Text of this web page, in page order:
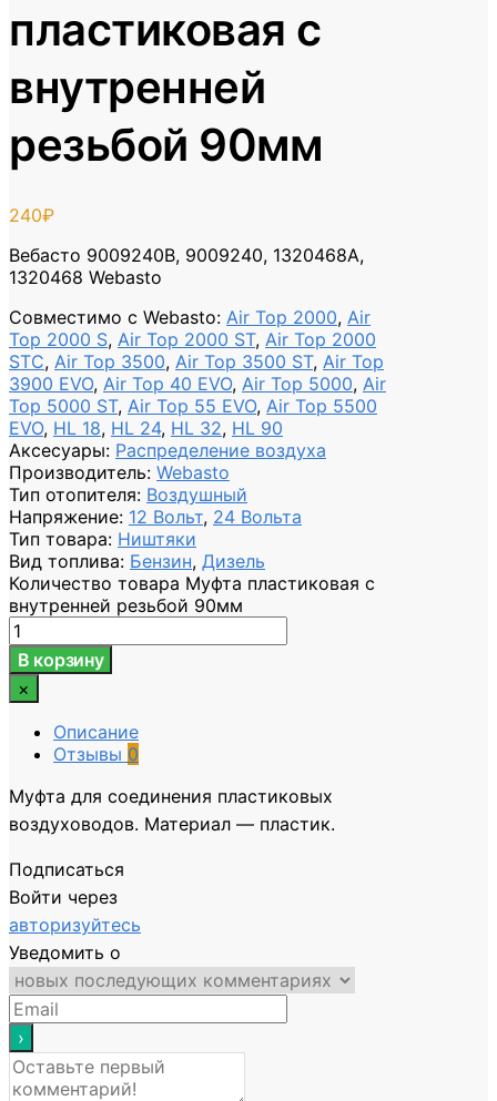
пластиковая с
внутренней
резьбой 90мм
240₽
Вебасто 9009240B, 9009240, 1320468A,
1320468 Webasto
Совместимо с Webasto: Air Top 2000, Air
Top 2000 S, Air Top 2000 ST, Air Top 2000
STC, Air Top 3500, Air Top 3500 ST, Air Top
3900 EVO, Air Top 40 EVO, Air Top 5000, Air
Top 5000 ST, Air Top 55 EVO, Air Top 5500
EVO, HL 18, HL 24, HL 32, HL 90
Аксесуары: Распределение воздуха
Производитель: Webasto
Тип отопителя: Воздушный
Напряжение: 12 Вольт, 24 Вольта
Тип товара: Ништяки
Вид топлива: Бензин, Дизель
Количество товара Муфта пластиковая с
внутренней резьбой 90мм
В корзину
×
Описание
Отзывы 0
Муфта для соединения пластиковых
воздуховодов. Материал — пластик.
Подписаться
Войти через
авторизуйтесь
Уведомить о